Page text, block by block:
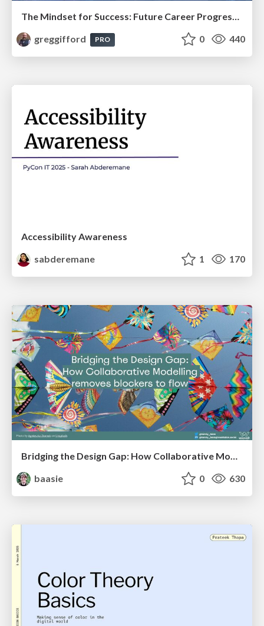
The Mindset for Success: Future Career Progression
greggifford
PRO 0 440
Accessibility Awareness
sabderemane
1 170
Bridging the Design Gap: How Collaborative Modelling removes blockers to flow between stakeholders and teams @FastFlow conf
baasie
0 630